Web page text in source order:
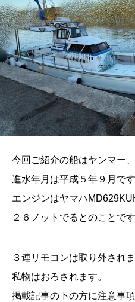
今回ご紹介の船はヤンマー
進水年月は平成５年９月です
エンジンはヤマハ
２６ノットでるとのことです
３連リモコンは取り外されま
私物はおろされます。
掲載記事の下の方に注意事